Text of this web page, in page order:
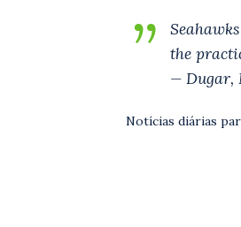
the
— Dugar,
Notícias diárias